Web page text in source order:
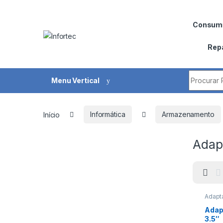
Menu Vertical
Início Informática Armazenamento
3.5″